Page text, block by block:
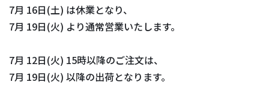
7月 16日(土) は休業となり、
7月 19日(火) より通常営業いたします。
7月 12日(火) 15時以降のご注⽂は、
7月 19日(火) 以降の出荷となります。